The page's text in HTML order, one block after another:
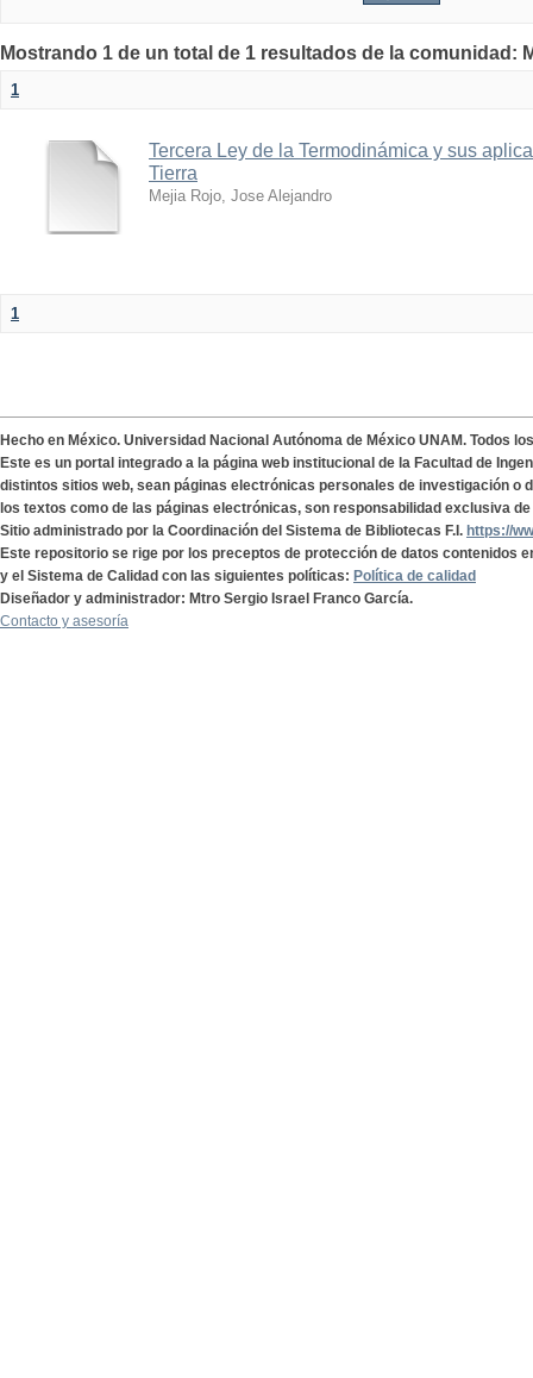
Mostrando 1 de un total de 1 resultados de la comunidad:
1
Tercera Ley de la Termodinámica y sus
Tierra
Mejia Rojo, Jose Alejandro
1
Hecho en México. Universidad Nacional Autónoma de México UNAM. Todos
Este es un portal integrado a la página web institucional de la Facultad de
distintos sitios web, sean páginas electrónicas personales de investigación o
los textos como de las páginas electrónicas, son responsabilidad exclusiva
Sitio administrado por la Coordinación del Sistema de Bibliotecas F.I. https://
Este repositorio se rige por los preceptos de protección de datos contenidos
y el Sistema de Calidad con las siguientes políticas: Política de calidad
Diseñador y administrador: Mtro Sergio Israel Franco García.
Contacto y asesoría